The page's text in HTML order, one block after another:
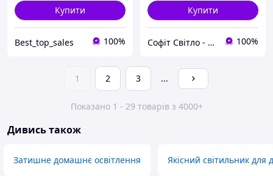
Купити
Best_top_sales 100%
Купити
Софіт Світло - магазин світильників 100%
1 2 3 ...
Показано 1 - 29 товарів з 4000+
Дивись також
Затишне домашнє освітлення Якісний світильник для